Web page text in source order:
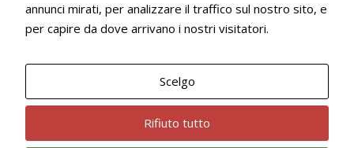
Francesco Andrei convocato al Camp estivo della nazionale
22 LUGLIO 2026
annunci mirati, per analizzare il traffico sul nostro sito, e
per capire da dove arrivano i nostri visitatori.
Scelgo
Rifiuto tutto